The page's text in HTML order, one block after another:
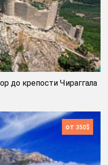
до крепости Чираггала
от 350$